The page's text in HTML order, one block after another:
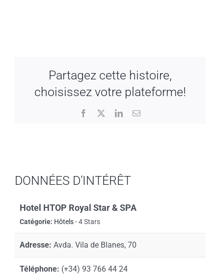
Partagez cette histoire,
choisissez votre plateforme!
Facebook LinkedInEmail
DONNÉES D’INTÉRÊT
Hotel HTOP Royal Star & SPA
Catégorie: Hôtels- 4 Stars
Adresse: Avda. Vila de Blanes, 70
Téléphone: (+34) 93 766 44 24